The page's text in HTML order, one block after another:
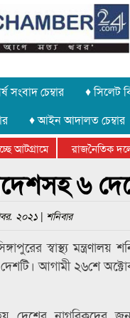
সংবাদ চেম্বার ♦ সিলেট
♦ আইন আদালত চেম্বার
রাজনৈতিক
সম্পন্ন
সিলেটে
৬
২০২১ | শনিবার
স্বাস্থ্য
দেশটি। আগামী ২৬শে